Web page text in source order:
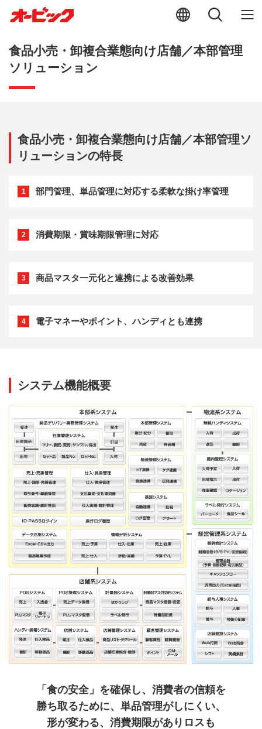
食品小売・卸複合業態向け店舗／本部管理
ソリューション
食品小売・卸複合業態向け店舗／本部管理ソ
リューションの特長
1 部門管理、単品管理に対応する柔軟な掛け率管理
2 消費期限・賞味期限管理に対応
3 商品マスタ一元化と連携による改善効果
4 電子マネーやポイント、ハンディとも連携
システム機能概要
「食の安全」を確保し、消費者の信頼を
勝ち取るために、単品管理がしにくい、
形が変わる、 消費期限がありロスも